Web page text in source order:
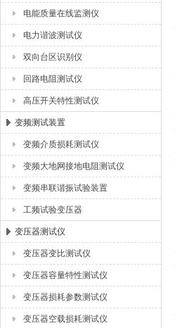
扬州海沃电气科技发展有限公司
电能质量在线监测仪
电力谐波测试仪
双向台区识别仪
回路电阻测试仪
高压开关特性测试仪
变频测试装置
变频介质损耗测试仪
变频大地网接地电阻测试仪
变频串联谐振试验装置
工频试验变压器
变压器测试仪
变压器变比测试仪
变压器容量特性测试仪
变压器损耗参数测试仪
变压器空载损耗测试仪